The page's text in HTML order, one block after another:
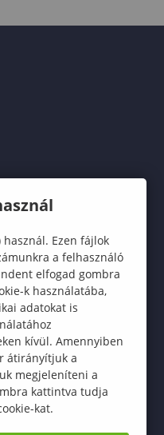
Ezen fájlok
a felhasználó
elfogad gombra
k használatába,
adatokat is
kívül. Amennyiben
átirányítjuk a
megjeleníteni a
kattintva tudja
kat.